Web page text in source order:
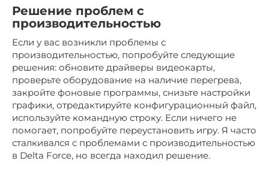
Решение проблем с
производительностью
Если у вас возникли проблемы с
производительностью, попробуйте следующие
решения: обновите драйверы видеокарты,
проверьте оборудование на наличие перегрева,
закройте фоновые программы, снизьте настройки
графики, отредактируйте конфигурационный файл,
используйте командную строку. Если ничего не
помогает, попробуйте переустановить игру. Я часто
сталкивался с проблемами с производительностью
в Delta Force, но всегда находил решение.